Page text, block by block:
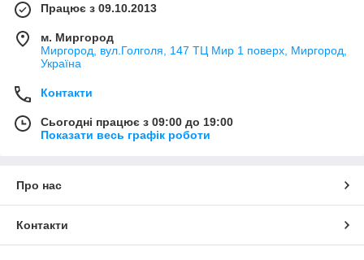
Працює з 09.10.2013
м. Миргород
Миргород, вул.Голголя, 147 ТЦ Мир 1 поверх, Миргород,
Україна
Контакти
Сьогодні працює з 09:00 до 19:00
Показати весь графік роботи
Про нас
Контакти